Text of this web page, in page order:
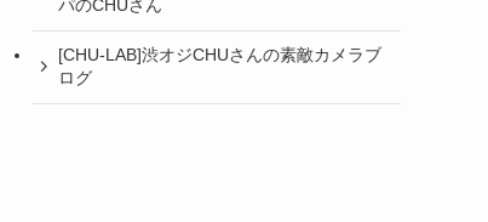
パのCHUさん
[CHU-LAB]渋オジCHUさんの素敵カメラブ
ログ